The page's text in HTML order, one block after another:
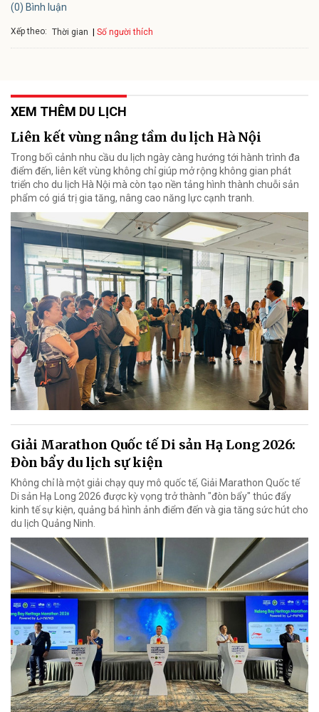
(0) Bình luận
Xếp theo: Thời gian Số người thích
XEM THÊM DU LỊCH
Liên kết vùng nâng tầm du lịch Hà Nội
Trong bối cảnh nhu cầu du lịch ngày càng hướng tới hành trình đa
điểm đến, liên kết vùng không chỉ giúp mở rộng không gian phát
triển cho du lịch Hà Nội mà còn tạo nền tảng hình thành chuỗi sản
phẩm có giá trị gia tăng, nâng cao năng lực cạnh tranh.
Giải Marathon Quốc tế Di sản Hạ Long 2026:
Đòn bẩy du lịch sự kiện
Không chỉ là một giải chạy quy mô quốc tế, Giải Marathon Quốc tế
Di sản Hạ Long 2026 được kỳ vọng trở thành "đòn bẩy" thúc đẩy
kinh tế sự kiện, quảng bá hình ảnh điểm đến và gia tăng sức hút cho
du lịch Quảng Ninh.